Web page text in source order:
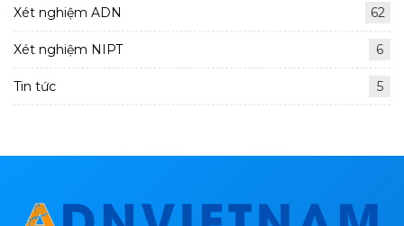
Xét nghiệm ADN 62
Xét nghiệm NIPT 6
Tin tức 5